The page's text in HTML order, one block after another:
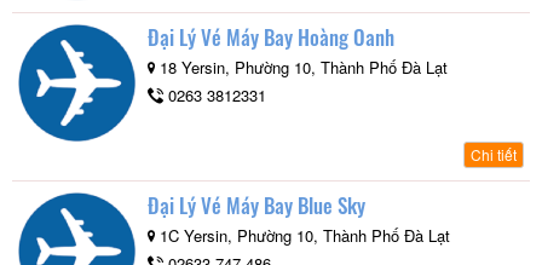
Đại Lý Vé Máy Bay Hoàng Oanh
18 Yersin, Phường 10, Thành Phố Đà Lạt
0263 3812331
Chi tiết
Đại Lý Vé Máy Bay Blue Sky
1C Yersin, Phường 10, Thành Phố Đà Lạt